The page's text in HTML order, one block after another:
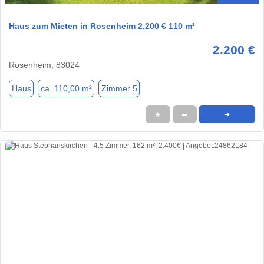
Haus zum Mieten in Rosenheim 2.200 € 110 m²
2.200 €
Rosenheim, 83024
Haus ca. 110,00 m² Zimmer 5
★ ➦ ➜